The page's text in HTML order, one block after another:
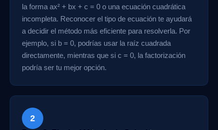
la forma ax² + bx + c = 0 o una ecuación cuadrática
incompleta. Reconocer el tipo de ecuación te ayudará
a decidir el método más eficiente para resolverla. Por
ejemplo, si b = 0, podrías usar la raíz cuadrada
directamente, mientras que si c = 0, la factorización
podría ser tu mejor opción.
2